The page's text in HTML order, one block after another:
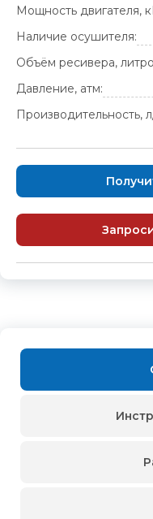
Мощность двигателя,
Наличие осушителя:
Объём ресивера,
Давление, атм:
Производительность,